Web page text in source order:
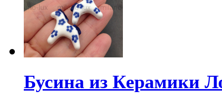
Бусина из Керамики